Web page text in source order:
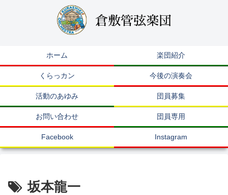
ホーム 楽団紹介
くらっカン 今後の演奏会
活動のあゆみ 団員募集
お問い合わせ 団員専用
Facebook Instagram
坂本龍一